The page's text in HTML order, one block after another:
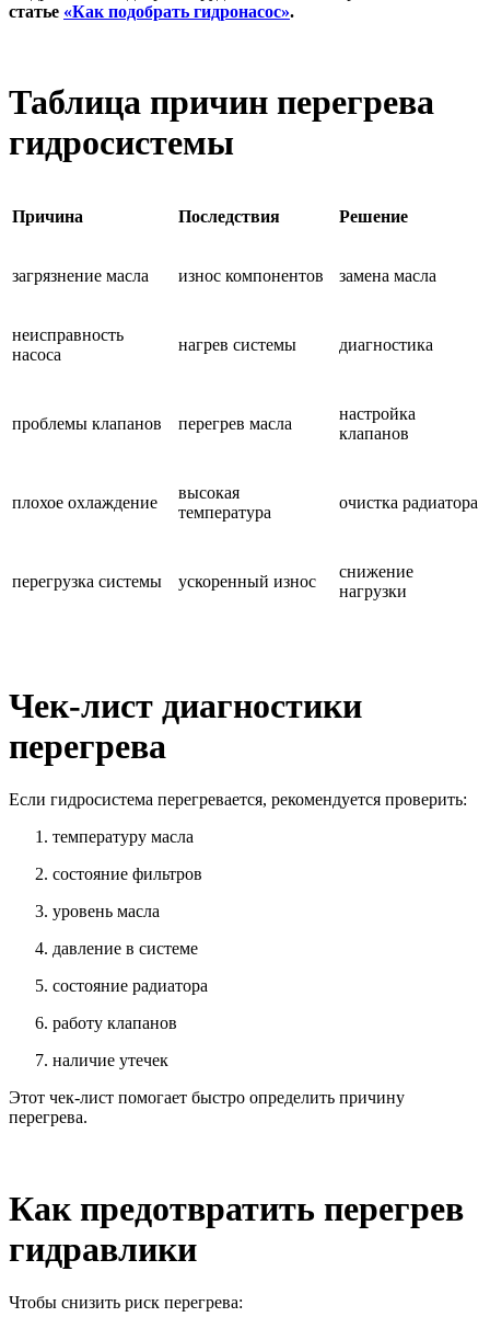
статье «Как подобрать гидронасос».
Таблица причин перегрева
гидросистемы
Причина Последствия Решение
загрязнение масла износ компонентов замена масла
неисправность
насоса
нагрев системы диагностика
проблемы клапанов перегрев масла
настройка
клапанов
плохое охлаждение
высокая
температура
очистка радиатора
перегрузка системы ускоренный износ
снижение
нагрузки
Чек-лист диагностики
перегрева
Если гидросистема перегревается, рекомендуется проверить:
температуру масла
состояние фильтров
уровень масла
давление в системе
состояние радиатора
работу клапанов
наличие утечек
Этот чек-лист помогает быстро определить причину
перегрева.
Как предотвратить перегрев
гидравлики
Чтобы снизить риск перегрева: